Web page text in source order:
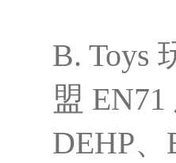
B. Toys
盟
DEHP